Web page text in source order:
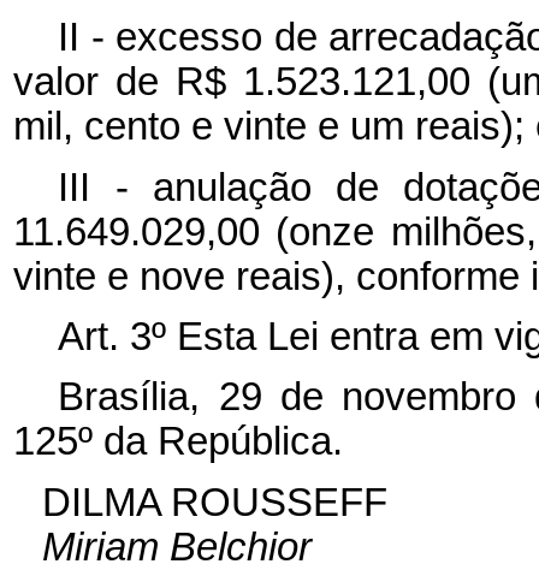
II - excesso de
valor de R$ 1.523.121,00
mil, cento e vinte e um reais);
III - anulação de
11.649.029,00 (onze
vinte e nove reais), conforme
Art. 3º Esta Lei entra em
Brasília, 29 de novembro
125º da República.
DILMA ROUSSEFF
Miriam Belchior